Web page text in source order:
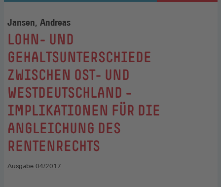
Jansen, Andreas
:
LOHN- UND
GEHALTSUNTERSCHIEDE
ZWISCHEN OST- UND
WESTDEUTSCHLAND –
IMPLIKATIONEN FÜR DIE
ANGLEICHUNG DES
RENTENRECHTS
Ausgabe 04/2017